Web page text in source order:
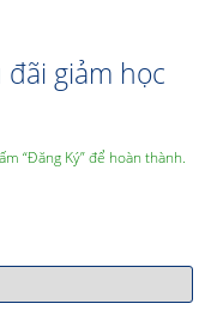
giảm học
“Đăng Ký” để hoàn thành.